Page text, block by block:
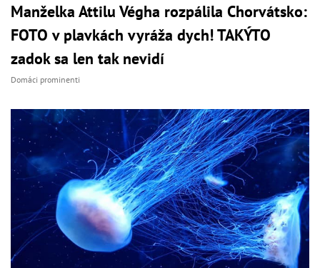
Manželka Attilu Végha rozpálila Chorvátsko:
FOTO v plavkách vyráža dych! TAKÝTO
zadok sa len tak nevidí
Domáci prominenti